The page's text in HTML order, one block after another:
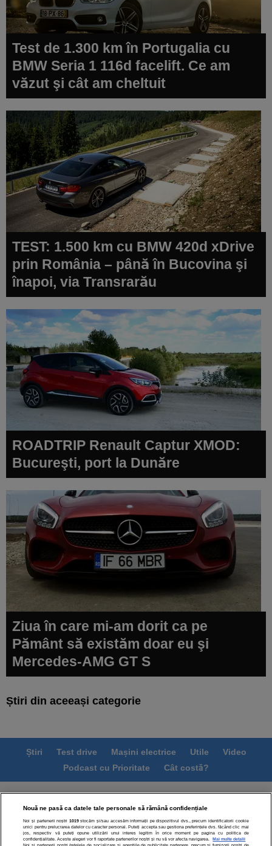
Test de 1.300 km în Portugalia cu
BMW Seria 1 116d facelift. Ce am
văzut şi cât am cheltuit
TEST: 1.500 km cu BMW 420d xDrive
prin România – până în Bucovina şi
înapoi, via Transrarău
ROADTRIP Renault Captur XMOD:
Bucureşti, port la Dunăre
Ziua în care mi-am dorit ca pe
Pământ să existăm doar eu şi
Mercedes-AMG GT S
Știri din aceeași categorie
Știri Test drive Mașini electrice Utile
Video
Podcast cu Prioritate
Cât costă?
Termeni si conditii
Politica de confidentialitate
Politica de cookies
Echipa editorială
Modifică Setările
Nouă ne pasă ca datele tale personale să rămână confidențiale
Noi și partenerii noștri 1019stocăm și/sau accesăm informații pe dispozitivul dvs., precum identificatorii cookie
unici pentru prelucrarea datelor cu caracter personal. Puteți accepta sau gestiona preferințele dvs. făcând clic mai
jos, respectiv vă puteți opune utilizării unui interes legitim în orice moment pe pagina cu politica de
confidențialitate. Aceste alegeri vor fi raportate partenerilor noștri și nu vă vor afecta navigarea.
Mai multe detalii
Noi si partenerii nostri (retelele de socializare si agentiile de publicitate partenere, precum si furnizorii nostri de